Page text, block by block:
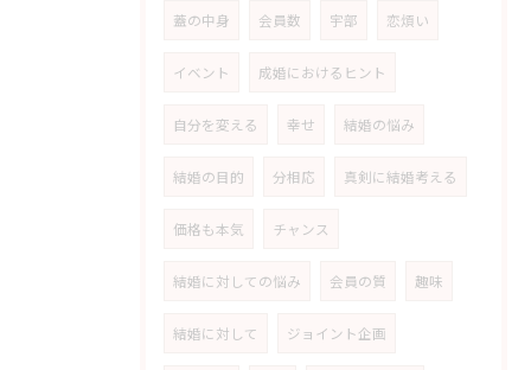
蓋の中身 会員数 宇部 恋煩い
イベント 成婚におけるヒント
自分を変える 幸せ 結婚の悩み
結婚の目的 分相応 真剣に結婚考える
価格も本気 チャンス
結婚に対しての悩み 会員の質 趣味
結婚に対して ジョイント企画